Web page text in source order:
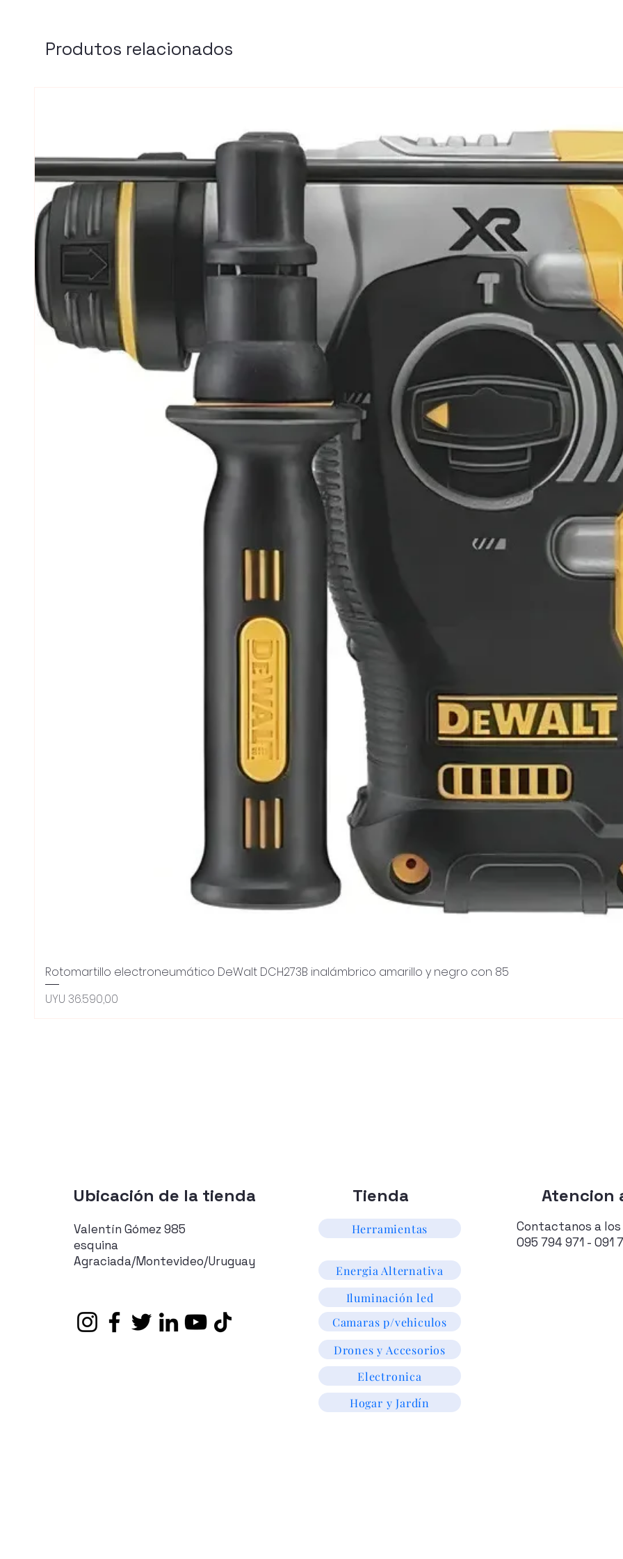
Produtos relacionados
Visualização rápida
Rotomartillo electroneumático DeWalt DCH273B inalámbrico amarillo y negro con 85
Preço
UYU 36.590,00
Ubicación de la tienda
Valentín Gómez 985
esquina
Agraciada/Montevideo/Uruguay
Tienda
Herramientas
Energia Alternativa
Atencion
Contactanos a los
095 794 971 - 091
Iluminación led
Camaras p/vehiculos
Drones y Accesorios
Electronica
Hogar y Jardín